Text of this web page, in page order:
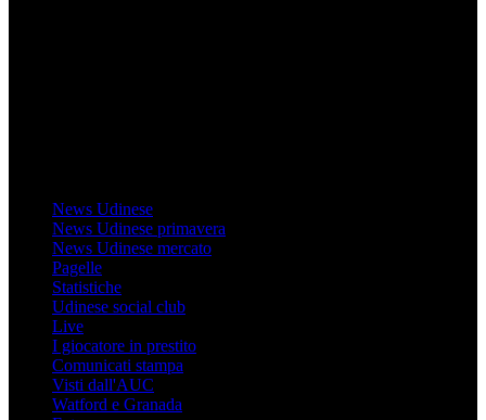
News Udinese
News Udinese primavera
News Udinese mercato
Pagelle
Statistiche
Udinese social club
Live
I giocatore in prestito
Comunicati stampa
Visti dall'AUC
Watford e Granada